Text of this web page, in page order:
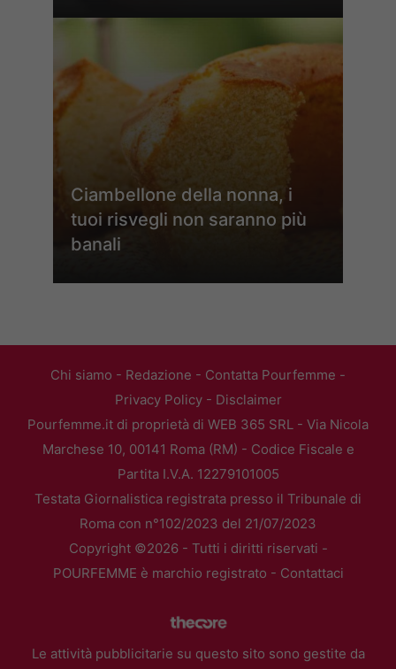
Ciambellone della nonna, i
tuoi risvegli non saranno più
banali
Chi siamo - Redazione - Contatta Pourfemme -
Privacy Policy- Disclaimer
Pourfemme.it di proprietà di WEB 365 SRL - Via Nicola
Marchese 10, 00141 Roma (RM) - Codice Fiscale e
Partita I.V.A. 12279101005
Testata Giornalistica registrata presso il Tribunale di
Roma con n°102/2023 del 21/07/2023
Copyright ©2026 - Tutti i diritti riservati -
POURFEMME è marchio registrato - Contattaci
Le attività pubblicitarie su questo sito sono gestite da